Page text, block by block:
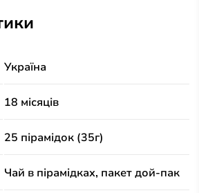
Україна
18 місяців
25 пірамідок (35г)
Чай в пірамідках, пакет дой-пак